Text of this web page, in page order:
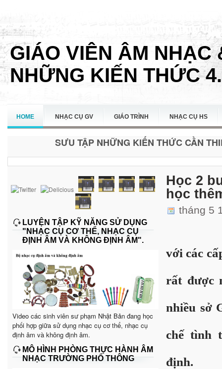
GIÁO VIÊN ÂM NHẠC
NHỮNG KIẾN THỨC
HOME NHẠC CỤ GV GIÁO TRÌNH NHẠC CỤ HS
SƯU TẬP NHỮNG KIẾN THỨC CẦN
LUYỆN TẬP KỸ NĂNG SỬ DỤNG
"NHẠC CỤ CƠ THỂ, NHẠC CỤ
ĐỊNH ÂM VÀ KHÔNG ĐỊNH ÂM".
Video các sinh viên sư phạm Nhật Bản đang học
phối hợp giữa sử dụng nhạc cụ cơ thể, nhạc cụ
định âm và không định âm.
MÔ HÌNH PHÒNG THỰC HÀNH ÂM
NHẠC TRƯỜNG PHỔ THÔNG
Học 2
học
tháng 5
với các
rất được
nhiều sở
chế tình
định.